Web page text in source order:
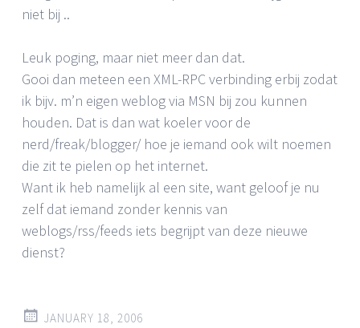
niet bij ..
Leuk poging, maar niet meer dan dat.
Gooi dan meteen een XML-RPC verbinding erbij zodat
ik bijv. m’n eigen weblog via MSN bij zou kunnen
houden. Dat is dan wat koeler voor de
nerd/freak/blogger/ hoe je iemand ook wilt noemen
die zit te pielen op het internet.
Want ik heb namelijk al een site, want geloof je nu
zelf dat iemand zonder kennis van
weblogs/rss/feeds iets begrijpt van deze nieuwe
dienst?
JANUARY 18, 2006